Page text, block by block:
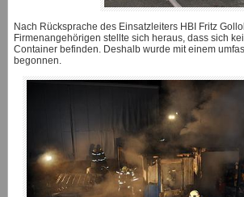
Nach Rücksprache des Einsatzleiters HBI Fritz
Firmenangehörigen stellte sich heraus, dass sich
Container befinden. Deshalb wurde mit einem
begonnen.